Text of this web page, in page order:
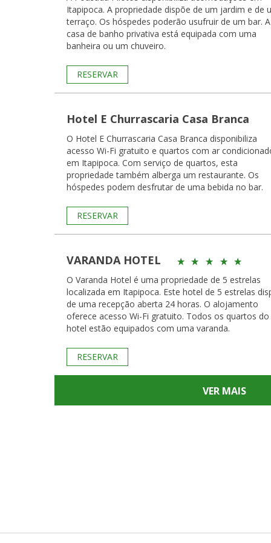
Itapipoca. A propriedade dispõe de um jardim e de
terraço. Os hóspedes poderão usufruir de um bar. A
casa de banho privativa está equipada com uma
banheira ou um chuveiro.
RESERVAR
Hotel E Churrascaria Casa Branca
O Hotel E Churrascaria Casa Branca disponibiliza
acesso Wi-Fi gratuito e quartos com ar
em Itapipoca. Com serviço de quartos, esta
propriedade também alberga um restaurante. Os
hóspedes podem desfrutar de uma bebida no bar.
RESERVAR
VARANDA HOTEL
O Varanda Hotel é uma propriedade de 5 estrelas
localizada em Itapipoca. Este hotel de 5 estrelas
de uma recepção aberta 24 horas. O alojamento
oferece acesso Wi-Fi gratuito. Todos os quartos do
hotel estão equipados com uma varanda.
RESERVAR
VER MAIS